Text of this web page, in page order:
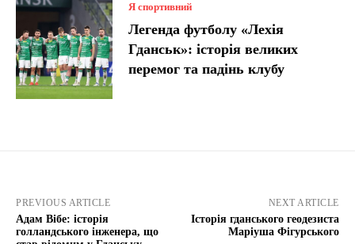
Я спортивний
Легенда футболу «Лехія
Гданськ»: історія великих
перемог та падінь клубу
PREVIOUS ARTICLE
Адам Вібе: історія
голландського інженера, що
NEXT ARTICLE
Історія гданського геодезиста
Маріуша Фігурського